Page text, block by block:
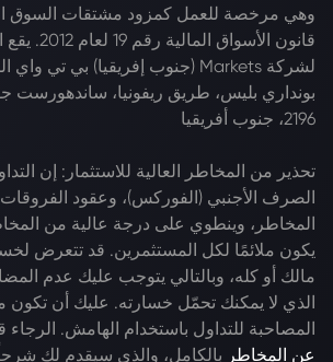
وهي مرخصة للعمل كمزود مشتقات السوق
قانون الأسواق
بونداري بليس، طريق ريفونيا، ساندهورست
2196، جنوب أفريقيا
تحذير من المخاطر العالية للاستثمار: إن
المخاطر، وينطوي على درجة عالية من
يكون ملائمًا لكل المستثمرين. قد تتعرض
مالك أو كله، وبالتالي يتوجب عليك عدم
الذي لا يمكنك تحمّل خسارته. عليك أن تكون
المصاحبة للتداول باستخدام الهامش. الرجاء
عن المخاطر بالكامل، والذي سيقدم لك